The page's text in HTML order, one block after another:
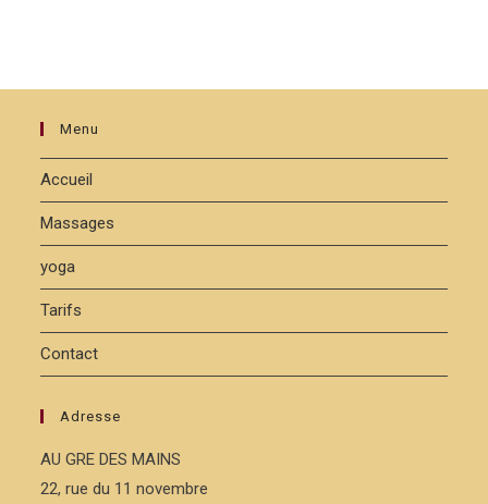
Menu
Accueil
Massages
yoga
Tarifs
Contact
Adresse
AU GRE DES MAINS
22, rue du 11 novembre